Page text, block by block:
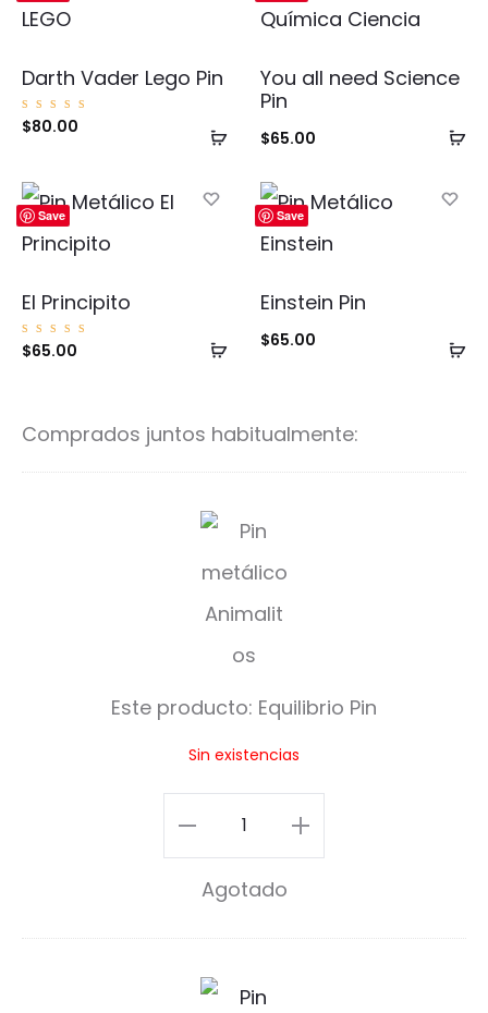
Añadir
carrito
Darth Vader Lego Pin
Valorad
o con
$80.00
You all need Science
Pin
$65.00
Save
Añadir
El Principito
Valorad
o con
$65.00
Save
Einstein Pin
$65.00
Comprados juntos habitualmente:
E
q
u
i
b
i
o
P
Este producto: Equilibrio Pin
Sin existencias
Equilibrio
Pin
cantidad
Agotado
E